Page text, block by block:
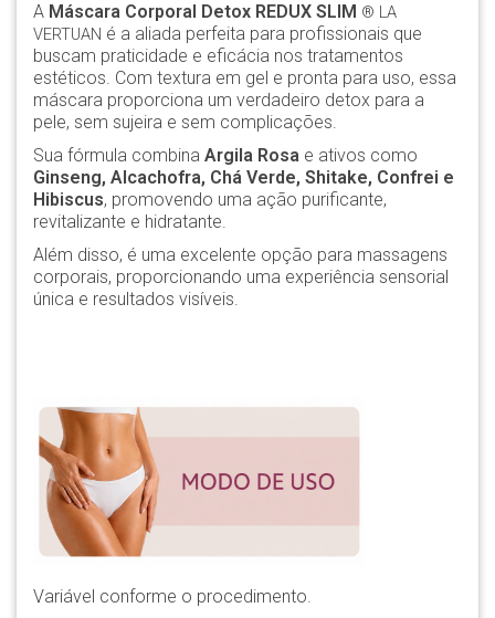
A Máscara Corporal Detox REDUX SLIM ® LA
VERTUAN é a aliada perfeita para profissionais que
buscam praticidade e eficácia nos tratamentos
estéticos. Com textura em gel e pronta para uso, essa
máscara proporciona um verdadeiro detox para a
pele, sem sujeira e sem complicações.
Sua fórmula combina Argila Rosa e ativos como
Ginseng, Alcachofra, Chá Verde, Shitake, Confrei e
Hibiscus, promovendo uma ação purificante,
revitalizante e hidratante.
Além disso, é uma excelente opção para massagens
corporais, proporcionando uma experiência sensorial
única e resultados visíveis.
Variável conforme o procedimento.